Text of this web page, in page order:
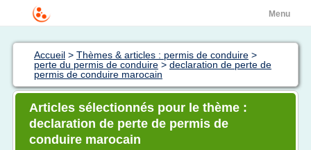
Menu
Accueil > Thèmes & articles : permis de conduire >
perte du permis de conduire > declaration de perte de
permis de conduire marocain
Articles sélectionnés pour le thème :
declaration de perte de permis de
conduire marocain